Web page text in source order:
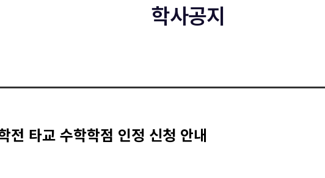
학사공지
전 타교 수학학점 인정 신청 안내